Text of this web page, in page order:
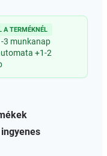
A TERMÉKNÉL
3 munkanap
+1-2